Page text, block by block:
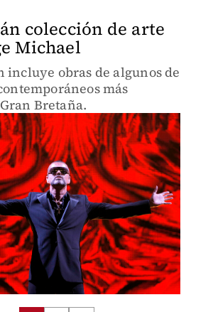
colección de arte
Michael
incluye obras de algunos de
más
Bretaña.